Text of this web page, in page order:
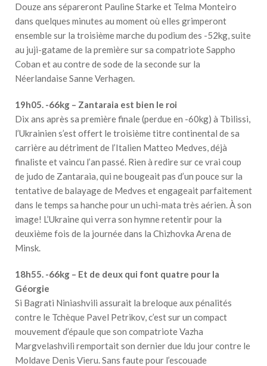
Douze ans sépareront Pauline Starke et Telma Monteiro
dans quelques minutes au moment où elles grimperont
ensemble sur la troisième marche du podium des -52kg, suite
au juji-gatame de la première sur sa compatriote Sappho
Coban et au contre de sode de la seconde sur la
Néerlandaise Sanne Verhagen.
19h05. -66kg – Zantaraia est bien le roi
Dix ans après sa première finale (perdue en -60kg) à Tbilissi,
l’Ukrainien s’est offert le troisième titre continental de sa
carrière au détriment de l’Italien Matteo Medves, déjà
finaliste et vaincu l’an passé. Rien à redire sur ce vrai coup
de judo de Zantaraia, qui ne bougeait pas d’un pouce sur la
tentative de balayage de Medves et engageait parfaitement
dans le temps sa hanche pour un uchi-mata très aérien. À son
image! L’Ukraine qui verra son hymne retentir pour la
deuxième fois de la journée dans la Chizhovka Arena de
Minsk.
18h55. -66kg – Et de deux qui font quatre pour la
Géorgie
Si Bagrati Niniashvili assurait la breloque aux pénalités
contre le Tchèque Pavel Petrikov, c’est sur un compact
mouvement d’épaule que son compatriote Vazha
Margvelashvili remportait son dernier due ldu jour contre le
Moldave Denis Vieru. Sans faute pour l’escouade